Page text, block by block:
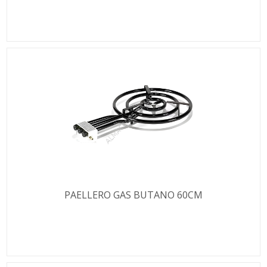
PAELLERO GAS BUTANO 60CM